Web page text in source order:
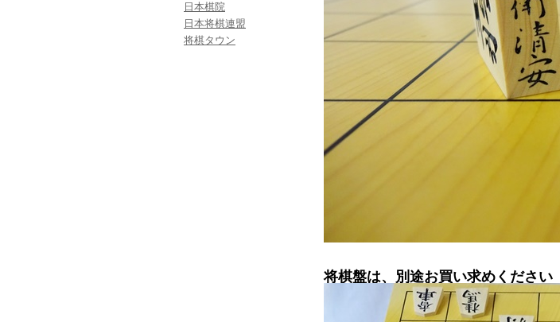
日本棋院
日本将棋連盟
将棋タウン
将棋盤は、別途お買い求めください